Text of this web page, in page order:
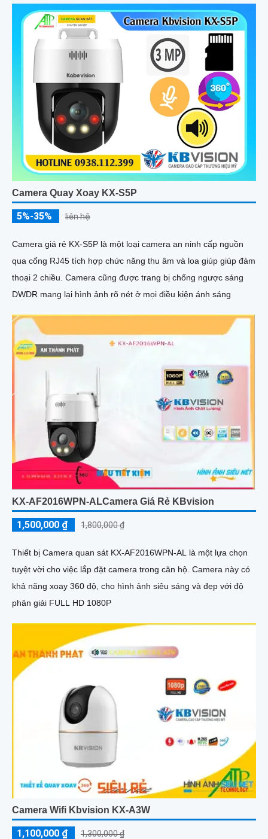
Camera Quay Xoay KX-S5P
5%-35% liên hệ
Camera giá rẻ KX-S5P là một loại camera an ninh cấp nguồn
qua cổng RJ45 tích hợp chức năng thu âm và loa giúp giúp đàm
thoại 2 chiều. Camera cũng được trang bị chống ngược sáng
DWDR mang lại hình ảnh rõ nét ở mọi điều kiện ánh sáng
KX-AF2016WPN-ALCamera Giá Rẻ KBvision
1,500,000 ₫ 1,800,000 ₫
Thiết bị Camera quan sát KX-AF2016WPN-AL là một lựa chọn
tuyệt vời cho việc lắp đặt camera trong căn hộ. Camera này có
khả năng xoay 360 độ, cho hình ảnh siêu sáng và đẹp với độ
phân giải FULL HD 1080P
Camera Wifi Kbvision KX-A3W
1,100,000 ₫ 1,300,000 ₫